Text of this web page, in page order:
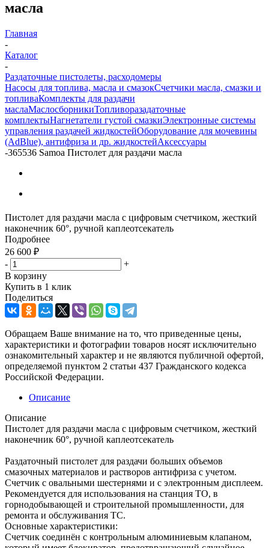
масла
Главная
-
Каталог
-
Раздаточные пистолеты, расходомеры
Насосы для топлива, масла и смазокСчетчики масла, смазки и
топливаКомплекты для раздачи
маслаМаслосборникиТопливоразадаточные
комплектыНагнетатели густой смазкиЭлектронные системы
управления раздачей жидкостейОборудование для мочевины
(AdBlue), антифриза и др. жидкостейАксессуары
-365536 Samoa Пистолет для раздачи масла
Пистолет для раздачи масла с цифровым счетчиком, жесткий
наконечник 60°, ручной каплеотсекатель
Подробнее
26 600 ₽
-
+
В корзину
Купить в 1 клик
Поделиться
Обращаем Ваше внимание на то, что приведенные цены,
характеристики и фотографии товаров носят исключительно
ознакомительный характер и не являются публичной офертой,
определяемой пунктом 2 статьи 437 Гражданского кодекса
Российской Федерации.
Описание
Описание
Пистолет для раздачи масла с цифровым счетчиком, жесткий
наконечник 60°, ручной каплеотсекатель
Раздаточный пистолет для раздачи больших объемов
смазочных материалов и растворов антифриза с учетом.
Счетчик с овальными шестернями и с электронным дисплеем.
Рекомендуется для использования на станция ТО, в
горнодобывающей и строительной промышленности, для
ремонта и обслуживания ТС.
Основные характеристики:
Счетчик соединён с контрольным алюминиевым клапаном,